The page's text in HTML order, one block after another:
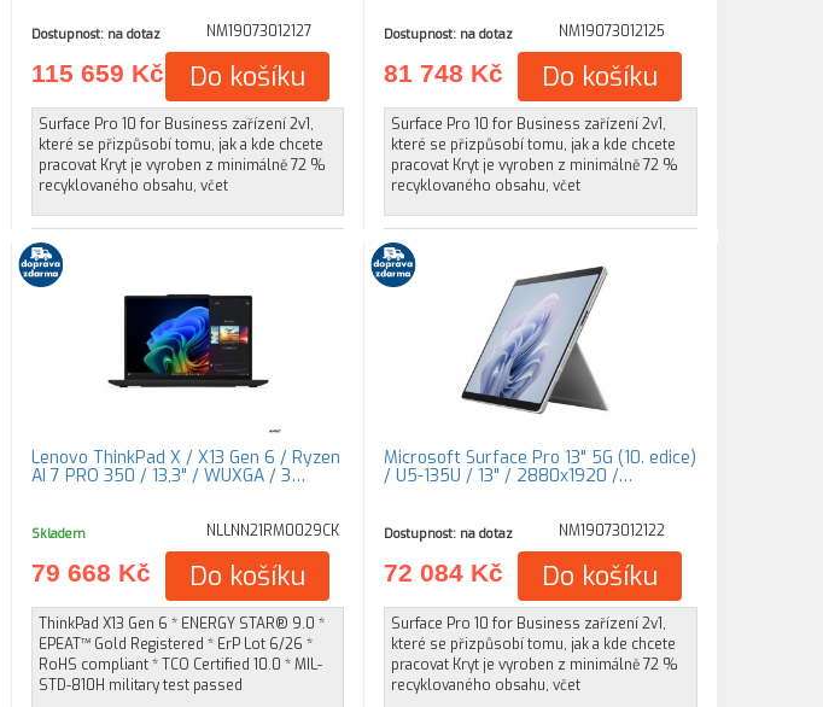
Dostupnost: na dotaz NM19073012127
115 659 Kč Do košíku
Surface Pro 10 for Business zařízení 2v1,
které se přizpůsobí tomu, jak a kde chcete
pracovat Kryt je vyroben z minimálně 72 %
recyklovaného obsahu, včet
Dostupnost: na dotaz NM19073012125
81 748 Kč Do košíku
Surface Pro 10 for Business zařízení 2v1,
které se přizpůsobí tomu, jak a kde chcete
pracovat Kryt je vyroben z minimálně 72 %
recyklovaného obsahu, včet
Lenovo ThinkPad X / X13 Gen 6 / Ryzen
AI 7 PRO 350 / 13,3" / WUXGA / 3…
Skladem NLLNN21RM0029CK
79 668 Kč Do košíku
ThinkPad X13 Gen 6 * ENERGY STAR® 9.0 *
EPEAT™ Gold Registered * ErP Lot 6/26 *
RoHS compliant * TCO Certified 10.0 * MIL-
STD-810H military test passed
Microsoft Surface Pro 13" 5G (10. edice)
/ U5-135U / 13" / 2880x1920 /…
Dostupnost: na dotaz NM19073012122
72 084 Kč Do košíku
Surface Pro 10 for Business zařízení 2v1,
které se přizpůsobí tomu, jak a kde chcete
pracovat Kryt je vyroben z minimálně 72 %
recyklovaného obsahu, včet